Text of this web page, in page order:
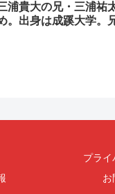
浦貴大の兄・三浦祐
。出身は成蹊大学。
プライ
お